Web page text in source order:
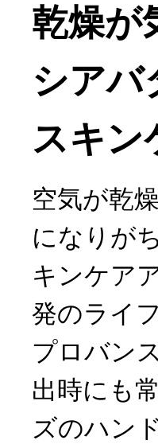
乾燥が
シアバ
スキン
空気が乾
になりが
キンケア
発のライ
プロバン
出時にも
ズのハン